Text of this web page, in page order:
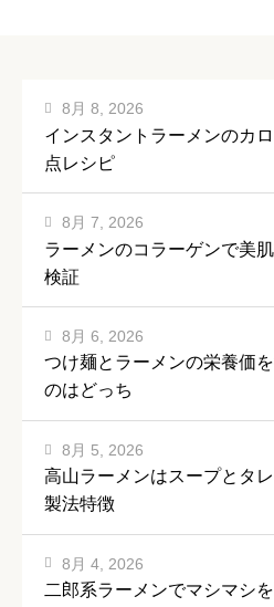
インスタントラーメンのカ
点レシピ
8月 8, 2026
ラーメンのコラーゲンで美
検証
8月 7, 2026
つけ麺とラーメンの栄養価
のはどっち
8月 6, 2026
高山ラーメンはスープとタ
製法特徴
8月 5, 2026
二郎系ラーメンでマシマシ
8月 4, 2026